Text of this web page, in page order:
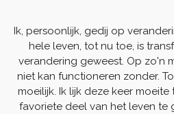
Ik, persoonlijk, gedij op
hele leven, tot nu toe, is
verandering geweest. Op zo'n
niet kan functioneren zonder.
moeilijk. Ik lijk deze keer
favoriete deel van het leven te